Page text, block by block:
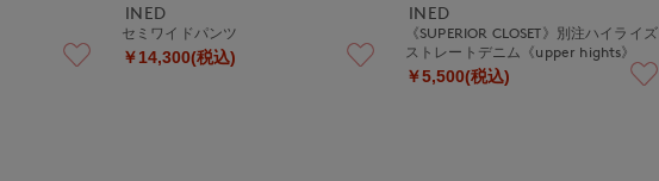
INED
セミワイドパンツ
￥14,300(税込)
INED
《SUPERIOR CLOSET》別注ハイライズ
ストレートデニム《upper hights》
￥5,500(税込)